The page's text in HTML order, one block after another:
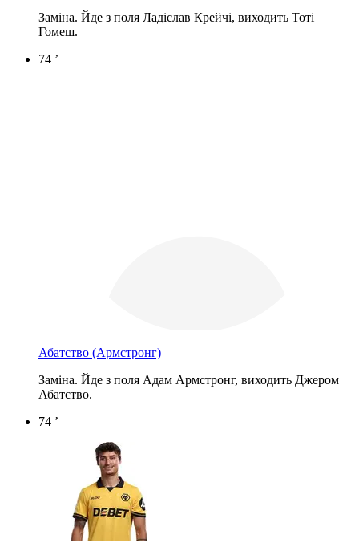
Заміна. Йде з поля Ладіслав Крейчі, виходить Тоті
Гомеш.
74 ’
Абатство (Армстронг)
Заміна. Йде з поля Адам Армстронг, виходить Джером
Абатство.
74 ’